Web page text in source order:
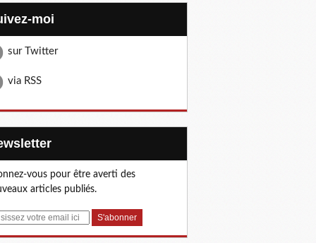
moi
sur Twitter
via RSS
vous pour être averti des
articles publiés.